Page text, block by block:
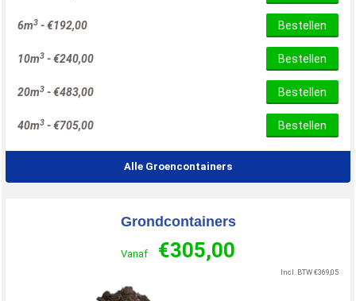
6m3 -€192,00 Bestellen
10m3 -€240,00 Bestellen
20m3 -€483,00 Bestellen
40m3 -€705,00 Bestellen
Alle Groencontainers
Grondcontainers
Vanaf €305,00
Incl. BTW €369,05